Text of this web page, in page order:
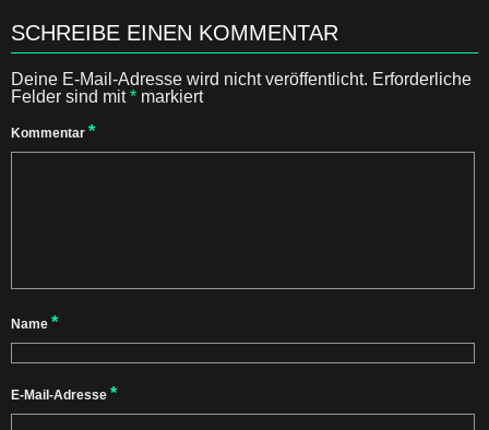
SCHREIBE EINEN KOMMENTAR
Deine E-Mail-Adresse wird nicht veröffentlicht. Erforderliche
Felder sind mit* markiert
Kommentar *
Name *
E-Mail-Adresse *